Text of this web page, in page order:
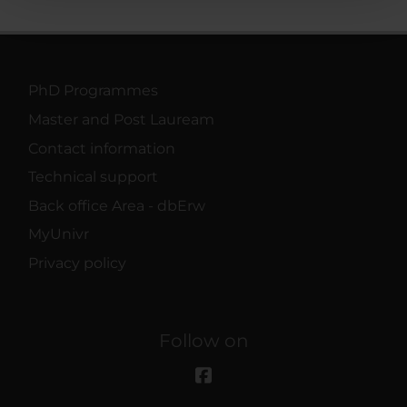
PhD Programmes
Master and Post Lauream
Contact information
Technical support
Back office Area - dbErw
MyUnivr
Privacy policy
Follow on